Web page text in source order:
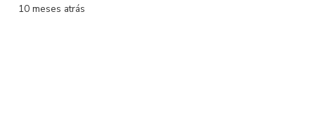
10 meses atrás